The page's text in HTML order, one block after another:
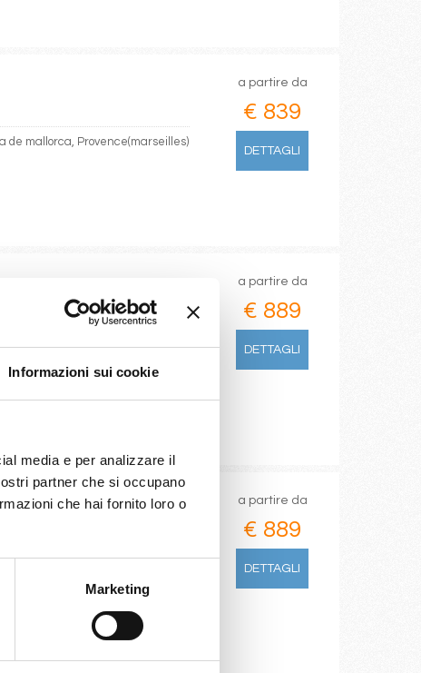
Informazioni sui cookie
media e per analizzare il
partner che si occupano
che hai fornito loro o
Marketing
de mallorca, Provence(marseilles)
a partire da
€ 839
DETTAGLI
a partire da
€ 889
DETTAGLI
(santos), Buzios, Sao paulo
a partire da
€ 889
DETTAGLI